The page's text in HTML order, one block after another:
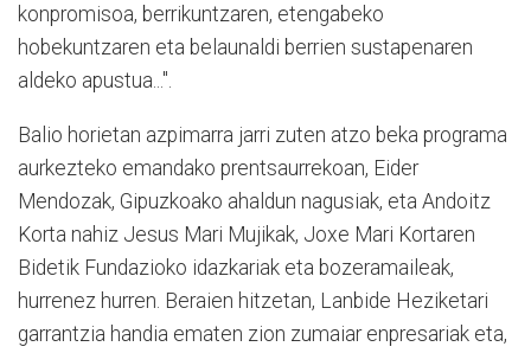
konpromisoa, berrikuntzaren, etengabeko
hobekuntzaren eta belaunaldi berrien sustapenaren
aldeko apustua...".
Balio horietan azpimarra jarri zuten atzo beka programa
aurkezteko emandako prentsaurrekoan, Eider
Mendozak, Gipuzkoako ahaldun nagusiak, eta Andoitz
Korta nahiz Jesus Mari Mujikak, Joxe Mari Kortaren
Bidetik Fundazioko idazkariak eta bozeramaileak,
hurrenez hurren. Beraien hitzetan, Lanbide Heziketari
garrantzia handia ematen zion zumaiar enpresariak eta,